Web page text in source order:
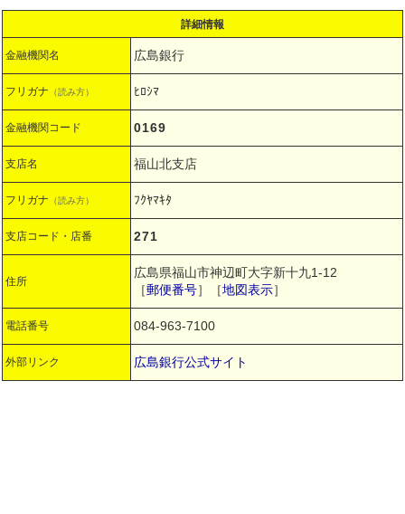
詳細情報
金融機関名 広島銀行
フリガナ （読み方） ﾋﾛｼﾏ
金融機関コード 0169
支店名 福山北支店
フリガナ （読み方） ﾌｸﾔﾏｷﾀ
支店コード・店番 271
住所
広島県福山市神辺町大字新十九1-12
［郵便番号］［地図表示］
電話番号 084-963-7100
外部リンク 広島銀行公式サイト